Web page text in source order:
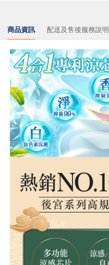
商品資訊 配送及售後服務說明